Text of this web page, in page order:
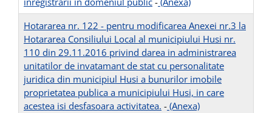
Hotararea nr. 122 - pentru modificarea Anexei nr.3 la
Hotararea Consiliului Local al municipiului Husi nr.
110 din 29.11.2016 privind darea in administrarea
unitatilor de invatamant de stat cu personalitate
juridica din municipiul Husi a bunurilor imobile
proprietatea publica a municipiului Husi, in care
acestea isi desfasoara activitatea. - (Anexa)